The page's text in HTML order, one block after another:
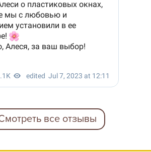
все отзывы